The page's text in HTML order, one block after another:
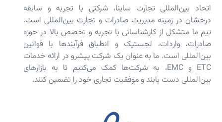
اتحاد بین‌المللی تجارت ساینا، شرکتی با تجربه و سابقه
درخشان در زمینه مدیریت صادرات و تجارت بین‌المللی است.
تیم ما متشکل از کارشناسانی با تجربه و تخصص بالا در حوزه
صادرات، واردات، لجستیک و انطباق فرآیندها با قوانین
بین‌المللی است. ما به عنوان یک شرکت پیشرو در ارائه خدمات
ETC و EMC، به شرکت‌ها کمک می‌کنیم تا به بازارهای
بین‌المللی دست یابند و موفقیت تجاری خود را تضمین کنند.